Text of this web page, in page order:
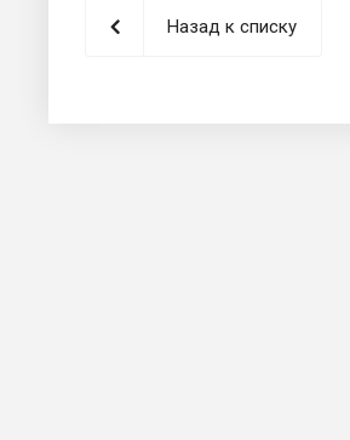
Назад к списку